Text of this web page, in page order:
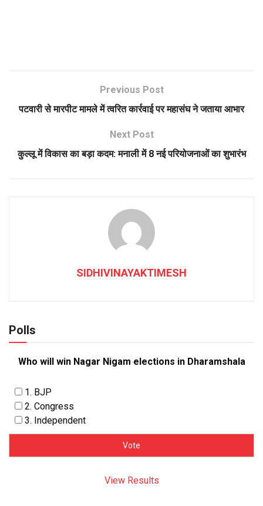
Previous Post
पटवारी से मारपीट मामले में त्वरित कार्रवाई पर महासंघ ने जताया आभार
Next Post
कुल्लू में विकास का बड़ा कदम: मनाली में 8 नई परियोजनाओं का शुभारंभ
SIDHIVINAYAKTIMESH
Polls
Who will win Nagar Nigam elections in Dharamshala
1. BJP
2. Congress
3. Independent
View Results